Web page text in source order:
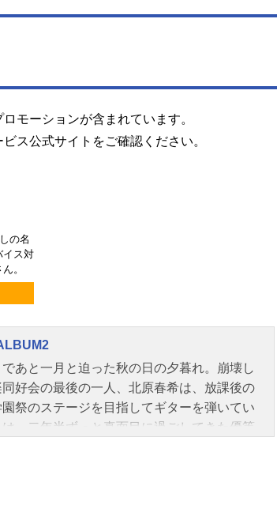
モーションが含まれています。
ス公式サイトをご確認ください。
の名
イス対
。
あと一月と迫った秋の日の夕暮れ。崩壊し
好会の最後の一人、北原春希は、放課後の
祭のステージを目指してギターを弾いてい
は、二年半ずっと真面目に過ごしてきた優等